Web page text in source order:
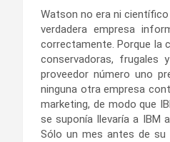
Watson no era ni
verdadera empresa
correctamente. Porque la
conservadoras, frugales
proveedor número uno
ninguna otra empresa
marketing, de modo que
se suponía llevaría a IBM
Sólo un mes antes de su